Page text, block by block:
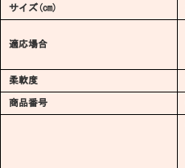
サイズ(cm)
適応場合
柔軟度
商品番号